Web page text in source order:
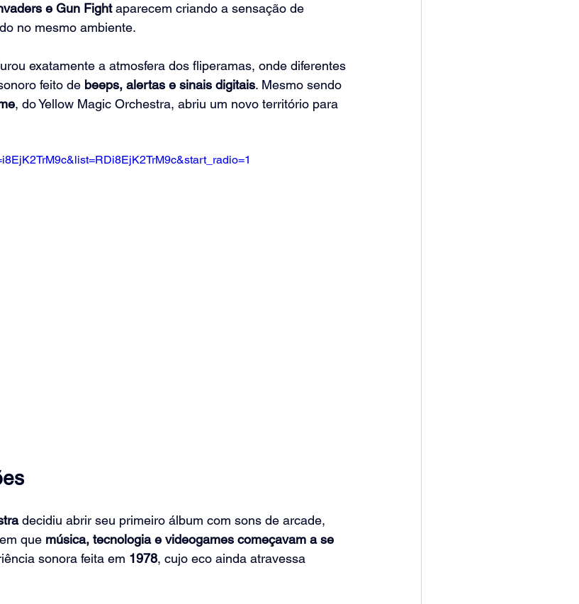
e Gun Fight aparecem criando a sensação de
no mesmo ambiente.
exatamente a atmosfera dos fliperamas, onde diferentes
feito de beeps, alertas e sinais digitais. Mesmo sendo
, do Yellow Magic Orchestra, abriu um novo território para
decidiu abrir seu primeiro álbum com sons de arcade,
que música, tecnologia e videogames começavam a se
sonora feita em 1978, cujo eco ainda atravessa